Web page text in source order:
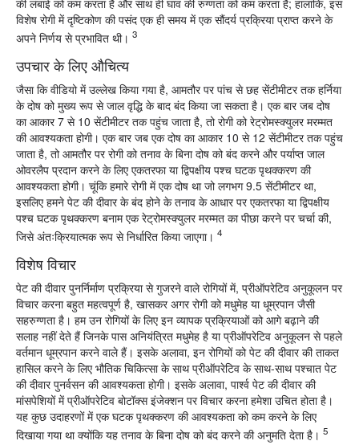
की लंबाई को कम करता है और साथ ही घाव की रुग्णता को कम करता है; हालांकि, इस
विशेष रोगी में दृष्टिकोण की पसंद एक ही समय में एक सौंदर्य प्रक्रिया प्राप्त करने के
अपने निर्णय से प्रभावित थी। 3
उपचार के लिए औचित्य
जैसा कि वीडियो में उल्लेख किया गया है, आमतौर पर पांच से छह सेंटीमीटर तक हर्निया
के दोष को मुख्य रूप से जाल वृद्धि के बाद बंद किया जा सकता है। एक बार जब दोष
का आकार 7 से 10 सेंटीमीटर तक पहुंच जाता है, तो रोगी को रेट्रोमस्क्युलर मरम्मत
की आवश्यकता होगी। एक बार जब एक दोष का आकार 10 से 12 सेंटीमीटर तक पहुंच
जाता है, तो आमतौर पर रोगी को तनाव के बिना दोष को बंद करने और पर्याप्त जाल
ओवरलैप प्रदान करने के लिए एकतरफा या द्विपक्षीय पश्च घटक पृथक्करण की
आवश्यकता होगी। चूंकि हमारे रोगी में एक दोष था जो लगभग 9.5 सेंटीमीटर था,
इसलिए हमने पेट की दीवार के बंद होने के तनाव के आधार पर एकतरफा या द्विपक्षीय
पश्च घटक पृथक्करण बनाम एक रेट्रोमस्क्युलर मरम्मत का पीछा करने पर चर्चा की,
जिसे अंतःक्रियात्मक रूप से निर्धारित किया जाएगा। 4
विशेष विचार
पेट की दीवार पुनर्निर्माण प्रक्रिया से गुजरने वाले रोगियों में, प्रीऑपरेटिव अनुकूलन पर
विचार करना बहुत महत्वपूर्ण है, खासकर अगर रोगी को मधुमेह या धूम्रपान जैसी
सहरुग्णता है। हम उन रोगियों के लिए इन व्यापक प्रक्रियाओं को आगे बढ़ाने की
सलाह नहीं देते हैं जिनके पास अनियंत्रित मधुमेह है या प्रीऑपरेटिव अनुकूलन से पहले
वर्तमान धूम्रपान करने वाले हैं। इसके अलावा, इन रोगियों को पेट की दीवार की ताकत
हासिल करने के लिए भौतिक चिकित्सा के साथ प्रीऑपरेटिव के साथ-साथ पश्चात पेट
की दीवार पुनर्वसन की आवश्यकता होगी। इसके अलावा, पार्श्व पेट की दीवार की
मांसपेशियों में प्रीऑपरेटिव बोटॉक्स इंजेक्शन पर विचार करना हमेशा उचित होता है।
यह कुछ उदाहरणों में एक घटक पृथक्करण की आवश्यकता को कम करने के लिए
दिखाया गया था क्योंकि यह तनाव के बिना दोष को बंद करने की अनुमति देता है। 5